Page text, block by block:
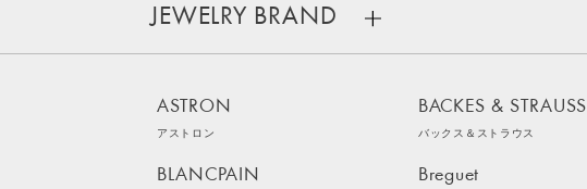
ASTRON
アストロン
BACKES & STRAUSS
バックス＆ストラウス
BLANCPAIN Breguet
JEWELRY BRAND